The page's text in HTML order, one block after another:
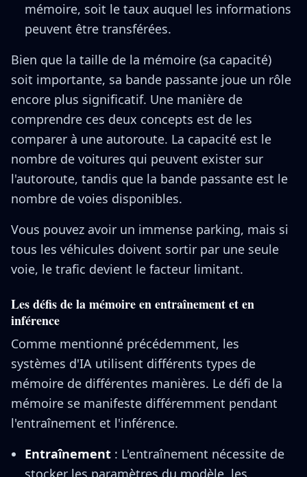
mémoire, soit le taux auquel les informations
peuvent être transférées.
Bien que la taille de la mémoire (sa capacité)
soit importante, sa bande passante joue un rôle
encore plus significatif. Une manière de
comprendre ces deux concepts est de les
comparer à une autoroute. La capacité est le
nombre de voitures qui peuvent exister sur
l'autoroute, tandis que la bande passante est le
nombre de voies disponibles.
Vous pouvez avoir un immense parking, mais si
tous les véhicules doivent sortir par une seule
voie, le trafic devient le facteur limitant.
Les défis de la mémoire en entraînement et en
inférence
Comme mentionné précédemment, les
systèmes d'IA utilisent différents types de
mémoire de différentes manières. Le défi de la
mémoire se manifeste différemment pendant
l'entraînement et l'inférence.
Entraînement : L'entraînement nécessite de
stocker les paramètres du modèle, les